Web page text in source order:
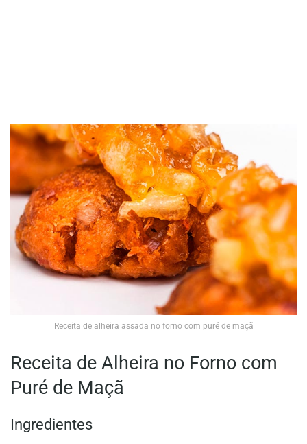
Receita de alheira assada no forno com puré de maçã
Receita de Alheira no Forno com
Puré de Maçã
Ingredientes